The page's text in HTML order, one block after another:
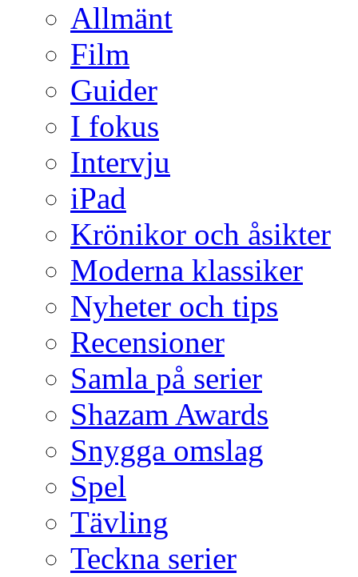
Allmänt
Film
Guider
I fokus
Intervju
iPad
Krönikor och åsikter
Moderna klassiker
Nyheter och tips
Recensioner
Samla på serier
Shazam Awards
Snygga omslag
Spel
Tävling
Teckna serier